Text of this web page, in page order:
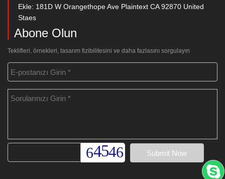
Ekle: 181D W Orangethope Ave Plaintext CA 92870 United
Staes
Abone Olun
Teklifleri, örnekleri, tasarım fizibilitesini ve daha fazlasını sorgulayın